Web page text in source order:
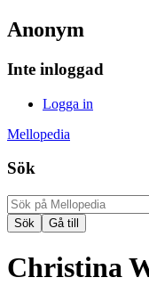
Anonym
Inte inloggad
Logga in
Mellopedia
Sök
Christina